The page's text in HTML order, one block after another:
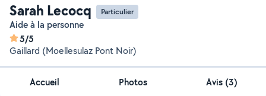
Sarah Lecocq Particulier
Aide à la personne
5/5
Gaillard (Moellesulaz Pont Noir)
Accueil Photos Avis (3)